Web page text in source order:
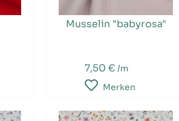
Musselin "babyrosa"
7,50 € /m
Merken